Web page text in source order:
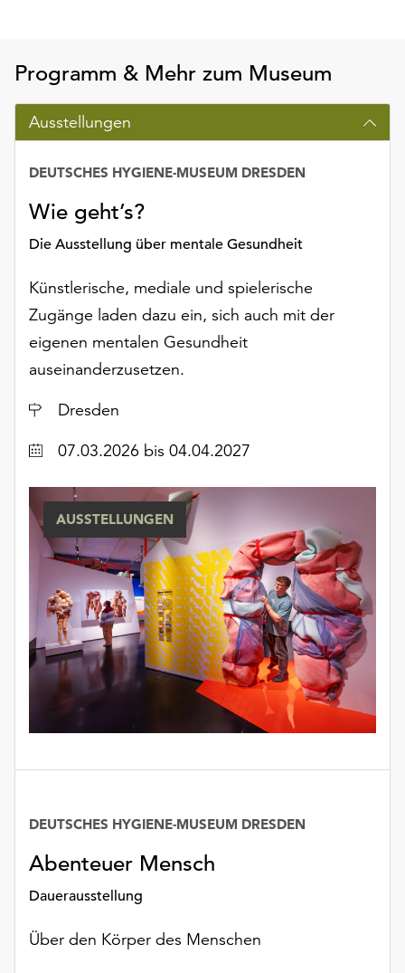
Ihr
Einverständnis
weiterhin
ausgeführt.
Möchten
die
verwendeten
anpassen,
erreichen
Sie
die
Einstellungen
die
Schaltfläche
„Auswählen“.
Informationen
finden
unserer
Datenschutzerklärung
dem
Impressum
Programm & Mehr zum Museum
Ausstellungen
Wie geht’s?
Die Ausstellung über mentale Gesundheit
DEUTSCHES HYGIENE-MUSEUM DRESDEN
Künstlerische, mediale und spielerische
Zugänge laden dazu ein, sich auch mit der
eigenen mentalen Gesundheit
auseinanderzusetzen.
Ort
Dresden
Datum07.03.2026 bis 04.04.2027
AUSSTELLUNGEN
Abenteuer Mensch
Dauerausstellung
DEUTSCHES HYGIENE-MUSEUM DRESDEN
Über den Körper des Menschen
Datum